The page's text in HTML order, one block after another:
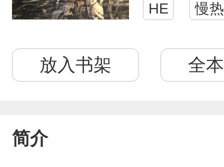
HE 慢热
放入书架 全
简介